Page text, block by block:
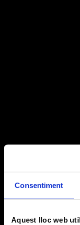
Consentiment
Aquest lloc web